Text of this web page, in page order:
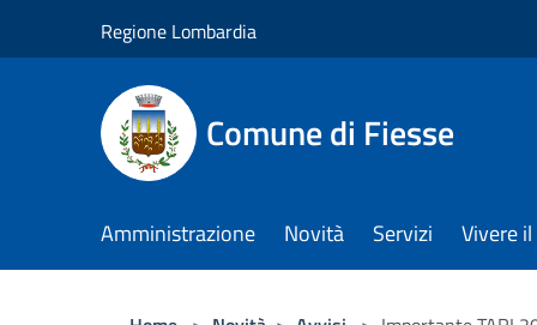
Regione Lombardia
Comune di Fiesse
Amministrazione Novità Servizi Vivere